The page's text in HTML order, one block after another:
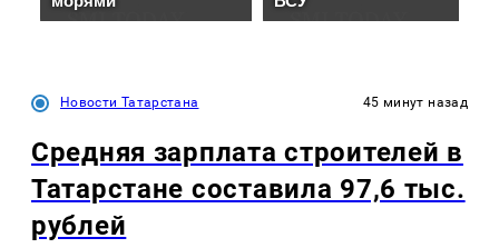
Новости Татарстана 45 минут назад
Средняя зарплата строителей в
Татарстане составила 97,6 тыс.
рублей